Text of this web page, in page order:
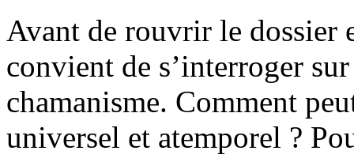
Avant de rouvrir le dossier
convient de s’interroger
chamanisme. Comment
universel et atemporel ?